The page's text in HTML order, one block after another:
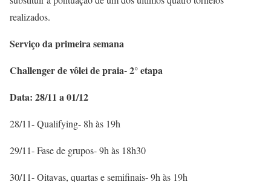
realizados.
Serviço da primeira semana
Challenger de vôlei de praia- 2° etapa
Data: 28/11 a 01/12
28/11- Qualifying- 8h às 19h
29/11- Fase de grupos- 9h às 18h30
30/11- Oitavas, quartas e semifinais- 9h às 19h